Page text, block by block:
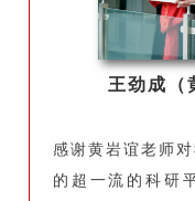
王劲成（
感谢黄岩谊老师
的超一流的科研